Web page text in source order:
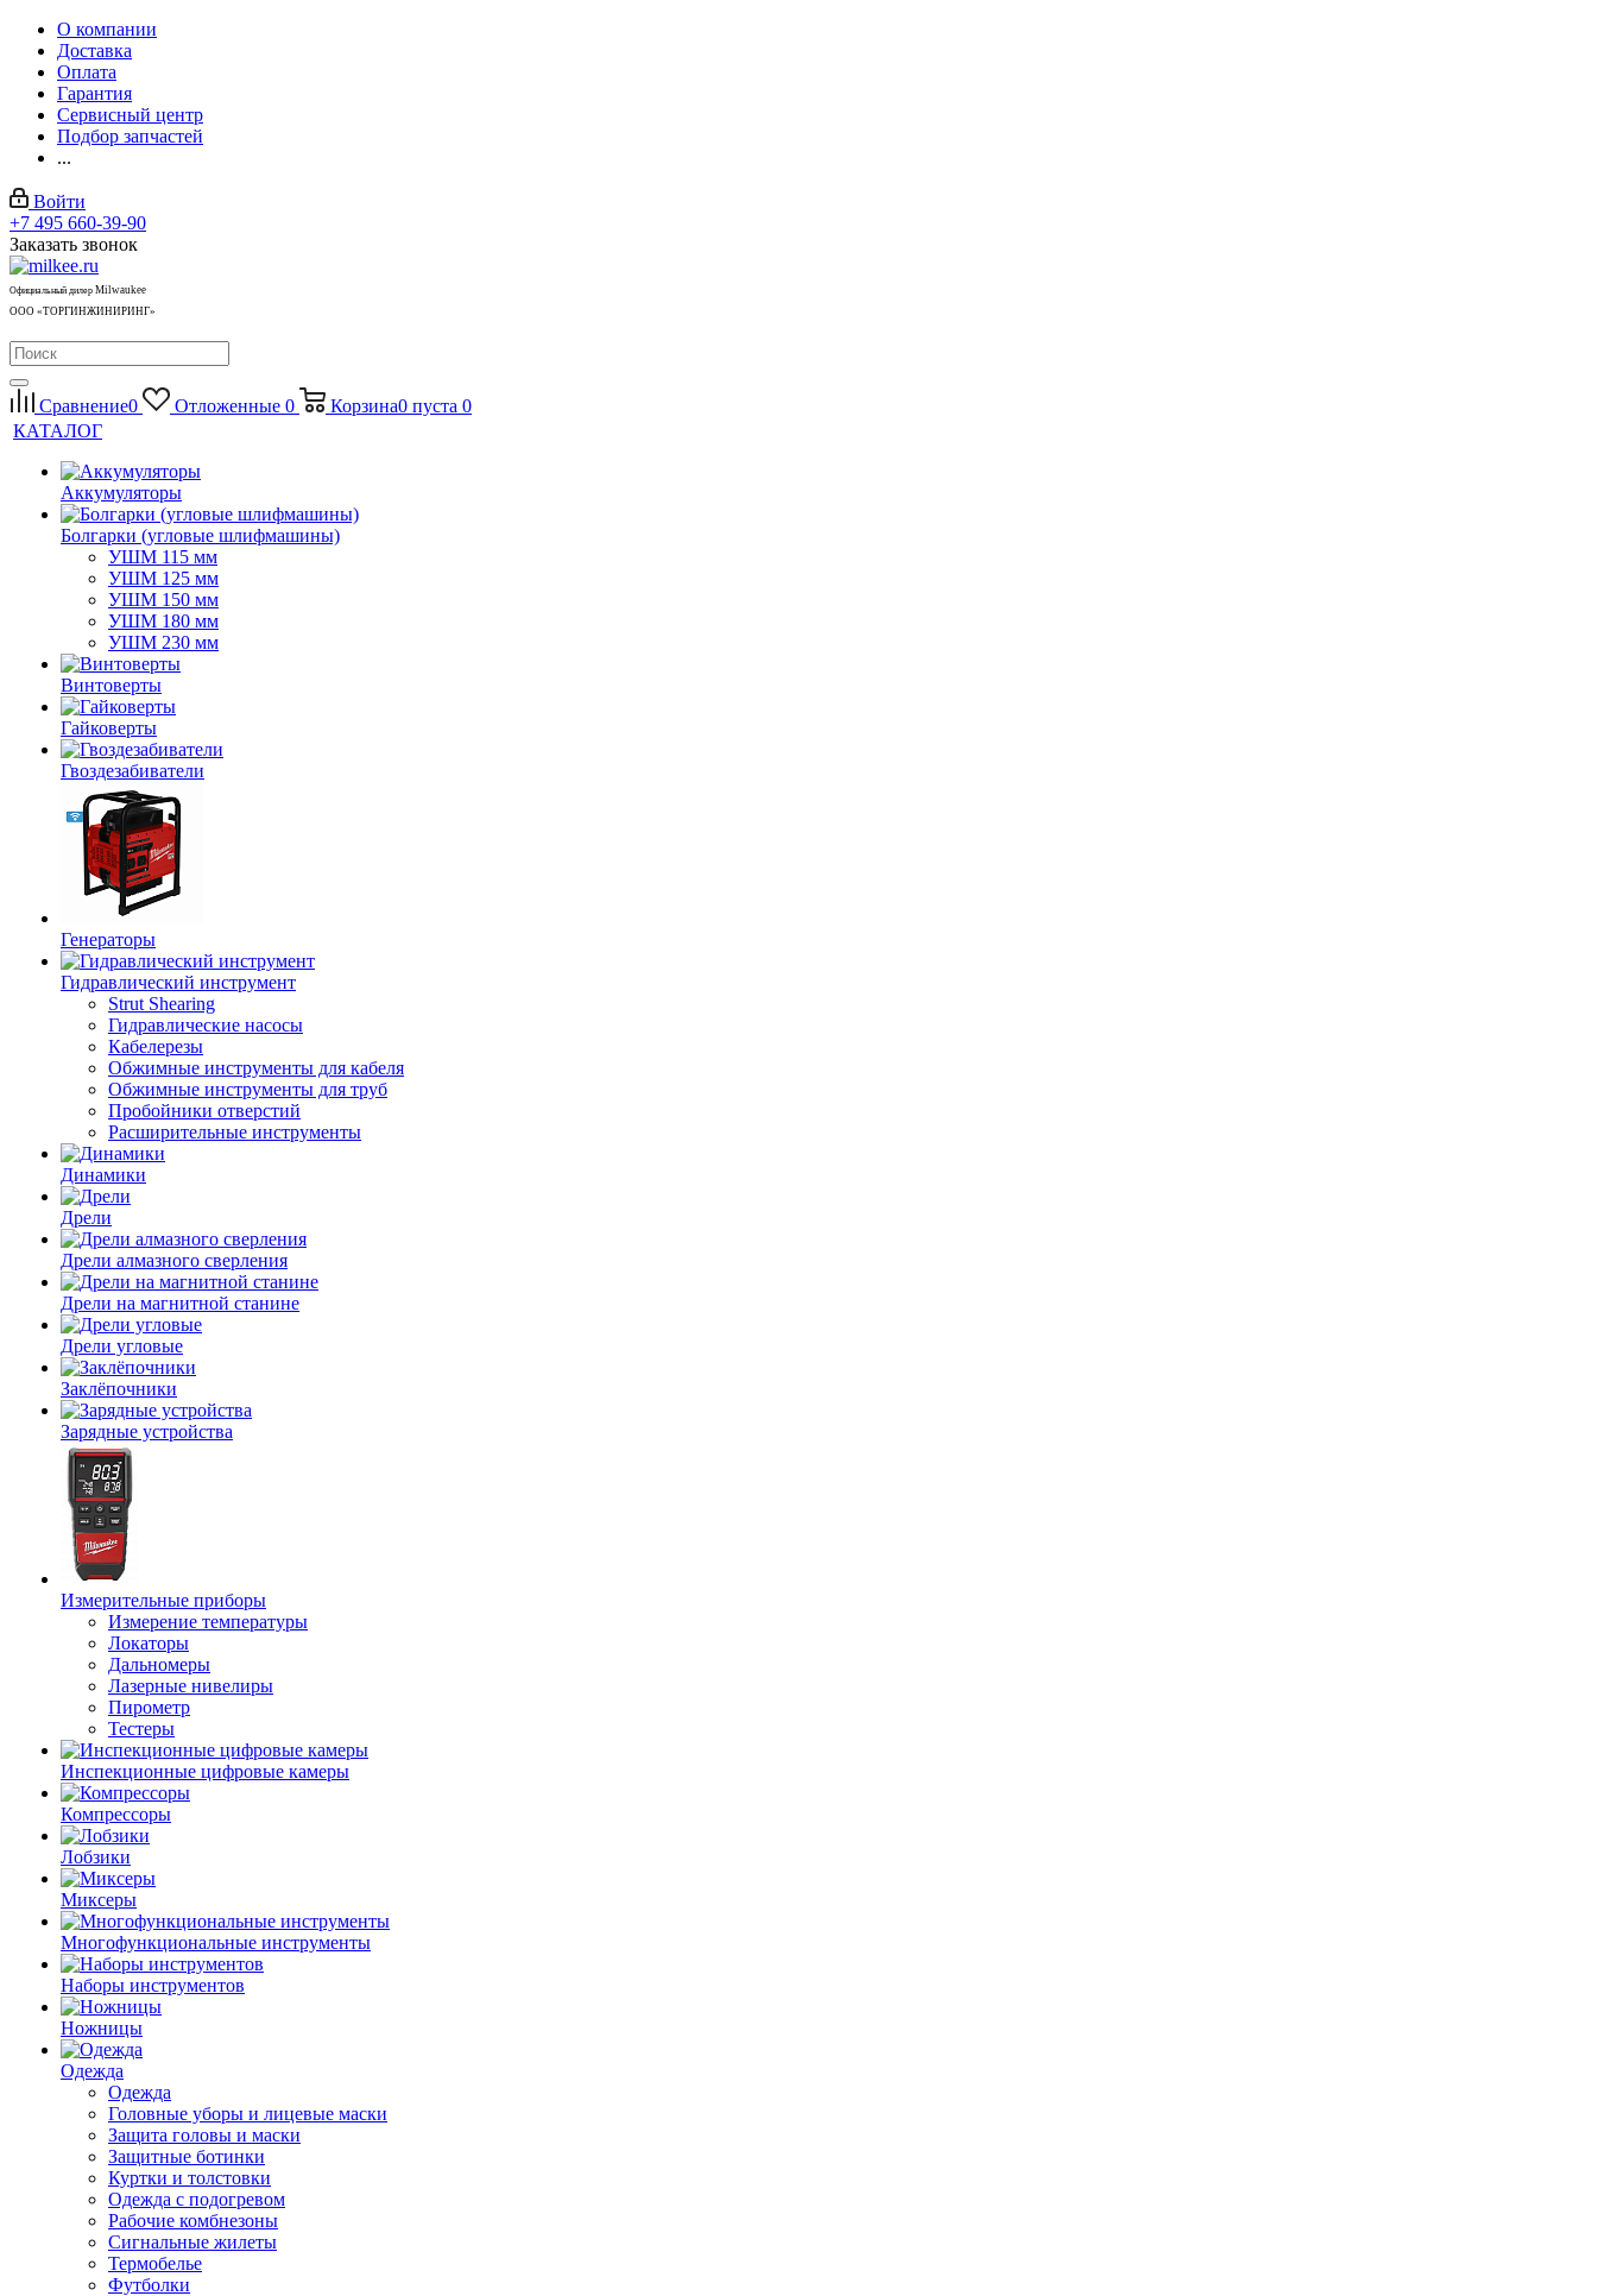
О компании
Доставка
Оплата
Гарантия
Сервисный центр
Подбор запчастей
...
Войти
+7 495 660-39-90
Заказать звонок
Официальный дилер Milwaukee
ООО «ТОРГИНЖИНИРИНГ»
Сравнение0 Отложенные 0 Корзина0 пуста 0
КАТАЛОГ
Аккумуляторы
Болгарки (угловые шлифмашины)
УШМ 115 мм
УШМ 125 мм
УШМ 150 мм
УШМ 180 мм
УШМ 230 мм
Винтоверты
Гайковерты
Гвоздезабиватели
Генераторы
Гидравлический инструмент
Strut Shearing
Гидравлические насосы
Кабелерезы
Обжимные инструменты для кабеля
Обжимные инструменты для труб
Пробойники отверстий
Расширительные инструменты
Динамики
Дрели
Дрели алмазного сверления
Дрели на магнитной станине
Дрели угловые
Заклёпочники
Зарядные устройства
Измерительные приборы
Измерение температуры
Локаторы
Дальномеры
Лазерные нивелиры
Пирометр
Тестеры
Инспекционные цифровые камеры
Компрессоры
Лобзики
Миксеры
Многофункциональные инструменты
Наборы инструментов
Ножницы
Одежда
Одежда
Головные уборы и лицевые маски
Защита головы и маски
Защитные ботинки
Куртки и толстовки
Одежда с подогревом
Рабочие комбнезоны
Сигнальные жилеты
Термобелье
Футболки